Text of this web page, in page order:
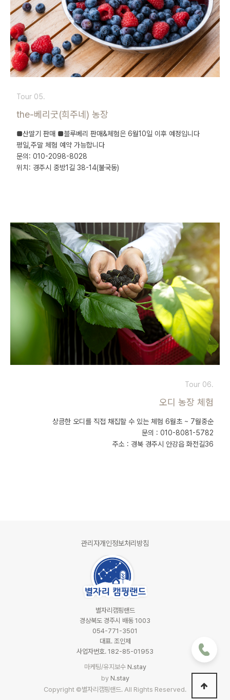
Tour 05.
the-베리굿(희주네) 농장
■산딸기 판매 ■블루베리 판매&체험은 6월10일 이후 예정입니다
평일,주말 체험 예약 가능합니다
문의: 010-2098-8028
위치: 경주시 중방1길 38-14(불국동)
Tour 06.
오디 농장 체험
상큼한 오디를 직접 채집할 수 있는 체험 6월초 ~ 7월중순
문의 : 010-8081-5782
주소 : 경북 경주시 안강읍 화전길36
관리자개인정보처리방침
별자리캠핑랜드
경상북도 경주시 배동 1003
054-771-3501
대표. 조인제
사업자번호. 182-85-01953
Copyright ©별자리캠핑랜드. All Rights Reserved.
마케팅/유지보수 N.stay
by N.stay